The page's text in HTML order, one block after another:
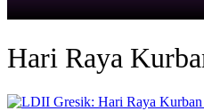
Hari Raya